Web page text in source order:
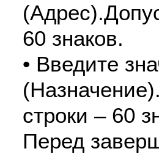
60 знаков.
• Введите
строки – 60
Перед